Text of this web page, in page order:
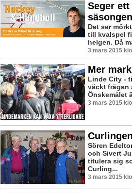
Seger
Det ser
till kvalspel
helgen. Då
3 mars 2015
Mer
Linde City -
väckt frågan
Önskemålet
3 mars 2015
Sören
och Sivert
titulera sig
Curling...
3 mars 2015